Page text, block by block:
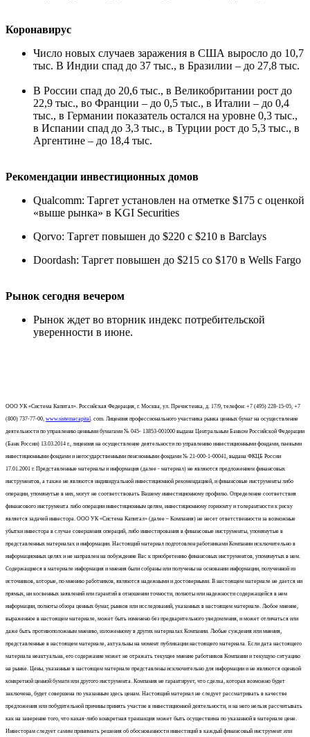
Коронавирус
Число новых случаев заражения в США выросло до 10,7
тыс. В Индии спад до 37 тыс., в Бразилии – до 27,8 тыс.
В России спад до 20,6 тыс., в Великобритании рост до
22,9 тыс., во Франции – до 0,5 тыс., в Италии – до 0,4
тыс., в Германии показатель остался на уровне 0,3 тыс.,
в Испании спад до 3,3 тыс., в Турции рост до 5,3 тыс., в
Аргентине – до 18,4 тыс.
Рекомендации инвестиционных домов
Qualcomm: Таргет установлен на отметке $175 с оценкой
«выше рынка» в KGI Securities
Qorvo: Таргет повышен до $220 с $210 в Barclays
Doordash: Таргет повышен до $215 со $170 в Wells Fargo
Рынок сегодня вечером
Рынок ждет во вторник индекс потребительской
уверенности в июне.
ООО УК «Система Капитал». Российская Федерация, г. Москва, ул. Пречистенка, д. 17/9, телефон: +7 (495) 228-15-05, +7
(800) 737-77-00, www.sistemacapital . com. Лицензия профессионального участника рынка ценных бумаг на осуществление
деятельности по управлению ценными бумагами № 045- 13853-001000 выдана Центральным Банком Российской Федерации
(Банк России) 13.03.2014 г., лицензия на осуществление деятельности по управлению инвестиционными фондами, паевыми
инвестиционными фондами и негосударственными пенсионными фондами № 21-000-1-00041, выдана ФКЦБ России
17.01.2001 г. Представленные материалы и информация (далее - материал) не являются предложением финансовых
инструментов, а также не являются индивидуальной инвестиционной рекомендацией, и финансовые инструменты либо
операции, упомянутые в них, могут не соответствовать Вашему инвестиционному профилю. Определение соответствия
финансового инструмента либо операции инвестиционным целям, инвестиционному горизонту и толерантности к риску
является задачей инвестора. ООО УК «Система Капитал» (далее – Компания) не несет ответственности за возможные
убытки инвестора в случае совершения операций, либо инвестирования в финансовые инструменты, упомянутые в
представленных материалах и информации. Настоящий материал подготовлен работниками Компании исключительно в
информационных целях и не направлен на побуждение Вас к приобретению финансовых инструментов, упомянутых в нем.
Содержащиеся в материале информация и мнения были собраны или получены на основании информации, полученной из
источников, которые, по мнению работников, являются надежными и достоверными. В настоящем материале не дается ни
прямых, ни косвенных заявлений или гарантий в отношении точности, полноты или надежности содержащейся в нем
информации, полноты обзора ценных бумаг, рынков или исследований, указанных в настоящем материале. Любое мнение,
выраженное в настоящем материале, может быть изменено без предварительного уведомления, и может отличаться или
даже быть противоположным мнению, изложенному в других материалах Компании. Любые суждения или мнения,
представленные в настоящем материале, актуальны на момент публикации настоящего материала. Если дата настоящего
материала неактуальна, его содержание может не отражать текущее мнение работников Компании и текущую ситуацию
на рынке. Цены, указанные в настоящем материале представлены исключительно для информации и не являются оценкой
конкретной ценной бумаги или другого инструмента. Компания не гарантирует, что сделка, которая возможно будет
заключена, будет совершена по указанным здесь ценам. Настоящий материал не следует рассматривать в качестве
предложения или побудительной причины принять участие в инвестиционной деятельности, и на него нельзя рассчитывать
как на заверение того, что какая-либо конкретная транзакция может быть осуществима по указанной в материале цене.
Инвесторам следует самим принимать решения об обоснованности инвестиций в каждый финансовый инструмент или